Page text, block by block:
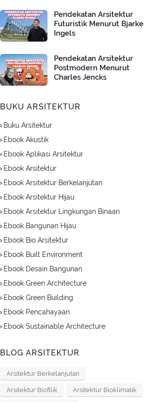
Pendekatan Arsitektur
Futuristik Menurut Bjarke
Ingels
Pendekatan Arsitektur
Postmodern Menurut
Charles Jencks
BUKU ARSITEKTUR
Buku Arsitektur
Ebook Akustik
Ebook Aplikasi Arsitektur
Ebook Arsitektur
Ebook Arsitektur Berkelanjutan
Ebook Arsitektur Hijau
Ebook Arsitektur Lingkungan Binaan
Ebook Bangunan Hijau
Ebook Bio Arsitektur
Ebook Built Environment
Ebook Desain Bangunan
Ebook Green Architecture
Ebook Green Building
Ebook Pencahayaan
Ebook Sustainable Architecture
BLOG ARSITEKTUR
Arsitektur Berkelanjutan
Arsitektur Biofilik Arsitektur Bioklimatik